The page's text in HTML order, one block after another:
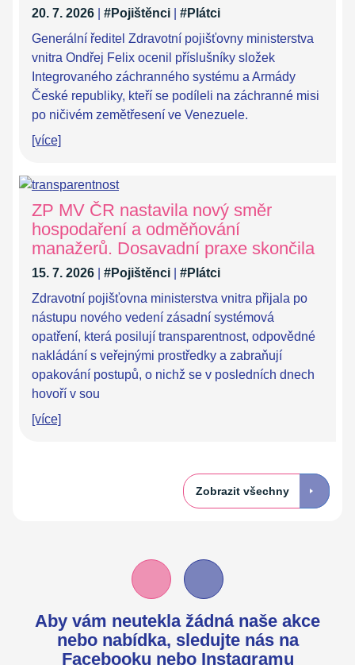
20. 7. 2026 #Pojištěnci
#Plátci
Generální ředitel Zdravotní pojišťovny ministerstva
vnitra Ondřej Felix ocenil příslušníky složek
Integrovaného záchranného systému a Armády
České republiky, kteří se podíleli na záchranné misi
po ničivém zemětřesení ve Venezuele.
[více]
ZP MV ČR nastavila nový směr
hospodaření a odměňování
manažerů. Dosavadní praxe skončila
15. 7. 2026 #Pojištěnci
#Plátci
Zdravotní pojišťovna ministerstva vnitra přijala po
nástupu nového vedení zásadní systémová
opatření, která posilují transparentnost, odpovědné
nakládání s veřejnými prostředky a zabraňují
opakování postupů, o nichž se v posledních dnech
hovoří v sou
[více]
Zobrazit všechny
Aby vám neutekla žádná naše akce
nebo nabídka, sledujte nás na
Facebooku nebo Instagramu